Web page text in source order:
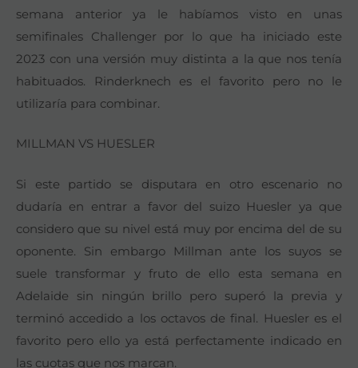
semana anterior ya le habíamos visto en unas
semifinales Challenger por lo que ha iniciado este
2023 con una versión muy distinta a la que nos tenía
habituados. Rinderknech es el favorito pero no le
utilizaría para combinar.
MILLMAN VS HUESLER
Si este partido se disputara en otro escenario no
dudaría en entrar a favor del suizo Huesler ya que
considero que su nivel está muy por encima del de su
oponente. Sin embargo Millman ante los suyos se
suele transformar y fruto de ello esta semana en
Adelaide sin ningún brillo pero superó la previa y
terminó accedido a los octavos de final. Huesler es el
favorito pero ello ya está perfectamente indicado en
las cuotas que nos marcan.